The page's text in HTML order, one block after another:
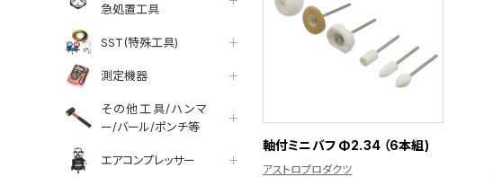
急処置工具
SST(特殊工具)
測定機器
その他工具/ハンマ
ー/バール/ポンチ等
エアコンプレッサー
軸付ミニバフ Φ2.34 （6本組)
アストロプロダクツ